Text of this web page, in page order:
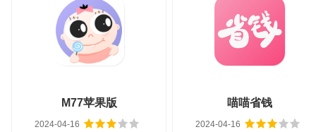
大小：44.7M
平台：IOS
分类：生活软件
语言：中文
查看详情
大小：300.7M
平台：IOS
分类：生活软件
语言：中文
查看详情
M77苹果版
2024-04-16
喵喵省钱
2024-04-16